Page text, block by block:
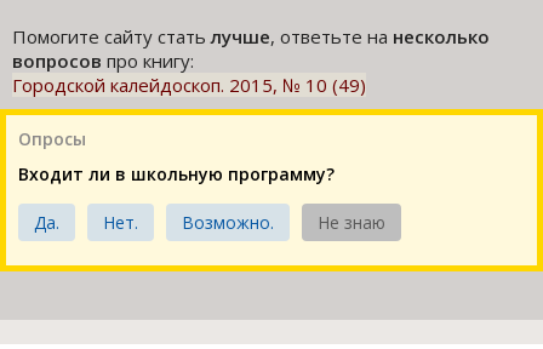
Помогите сайту статьлучше, ответьте на несколько
вопросов про книгу:
Городской калейдоскоп. 2015, № 10 (49)
Опросы
Входит ли в школьную программу?
Да. Нет. Возможно. Не знаю